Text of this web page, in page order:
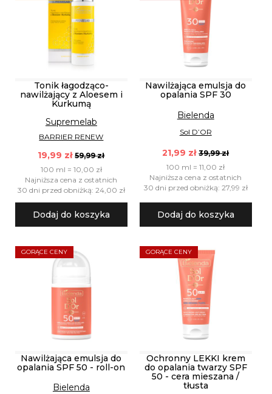
Tonik łagodząco-
nawilżający z Aloesem i
Kurkumą
Supremelab
BARRIER RENEW
19,99 zł 59,99 zł
100 ml = 10,00 zł
Najniższa cena z ostatnich
30 dni przed obniżką: 24,00 zł
Dodaj do koszyka
Nawilżająca emulsja do
opalania SPF 30
Bielenda
Sol D’OR
21,99 zł 39,99 zł
100 ml = 11,00 zł
Najniższa cena z ostatnich
30 dni przed obniżką: 27,99 zł
Dodaj do koszyka
GORĄCE CENY
Nawilżająca emulsja do
opalania SPF 50 - roll-on
Bielenda
GORĄCE CENY
Ochronny LEKKI krem
do opalania twarzy SPF
50 - cera mieszana /
tłusta